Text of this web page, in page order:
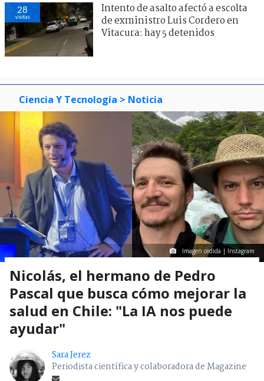
28
visitas
Intento de asalto afectó a escolta
de exministro Luis Cordero en
Vitacura: hay 5 detenidos
Ciencia Y Tecnología > Noticia
Imagen cedida | Instagram
Nicolás, el hermano de Pedro
Pascal que busca cómo mejorar la
salud en Chile: "La IA nos puede
ayudar"
Sara Jerez
Periodista científica y colaboradora de Magazine